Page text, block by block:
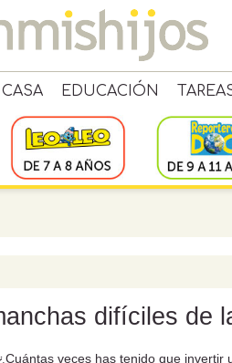
EDUCACIÓN
difíciles de
veces has tenido que